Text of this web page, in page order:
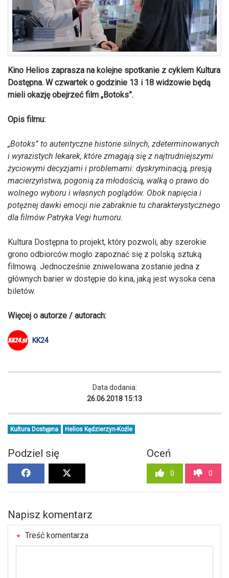
Kino Helios zaprasza na kolejne spotkanie z cyklem Kultura
Dostępna. W czwartek o godzinie 13 i 18 widzowie będą
mieli okazję obejrzeć film „Botoks”.
Opis filmu:
„Botoks” to autentyczne historie silnych, zdeterminowanych
i wyrazistych lekarek, które zmagają się z najtrudniejszymi
życiowymi decyzjami i problemami: dyskryminacją, presją
macierzyństwa, pogonią za młodością, walką o prawo do
wolnego wyboru i własnych poglądów. Obok napięcia i
potężnej dawki emocji nie zabraknie tu charakterystycznego
dla filmów Patryka Vegi humoru.
Kultura Dostępna to projekt, który pozwoli, aby szerokie
grono odbiorców mogło zapoznać się z polską sztuką
filmową. Jednocześnie zniwelowana zostanie jedna z
głównych barier w dostępie do kina, jaką jest wysoka cena
biletów.
Więcej o autorze / autorach:
KK24
Data dodania:
26.06.2018 15:13
Kultura Dostępna Helios Kędzierzyn-Koźle
Podziel się Oceń
0 0
Napisz komentarz
Treść komentarza